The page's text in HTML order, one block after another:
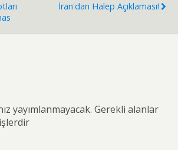
İran'dan Halep Açıklaması!
yayımlanmayacak. Gerekli alanlar